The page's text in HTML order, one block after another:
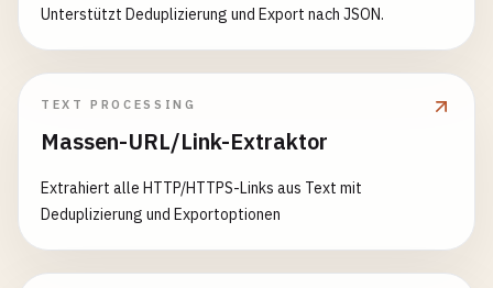
Unterstützt Deduplizierung und Export nach JSON.
TEXT PROCESSING
Massen-URL/Link-Extraktor
Extrahiert alle HTTP/HTTPS-Links aus Text mit
Deduplizierung und Exportoptionen